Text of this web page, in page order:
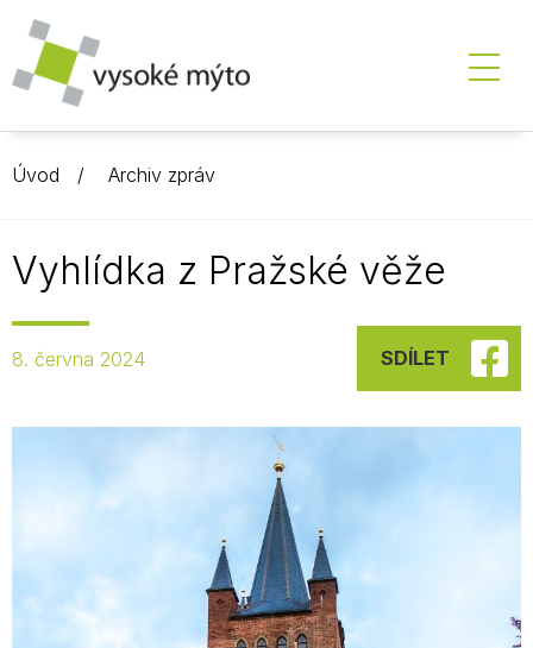
Úvod Archiv zpráv
Vyhlídka z Pražské věže
8. června 2024 SDÍLET